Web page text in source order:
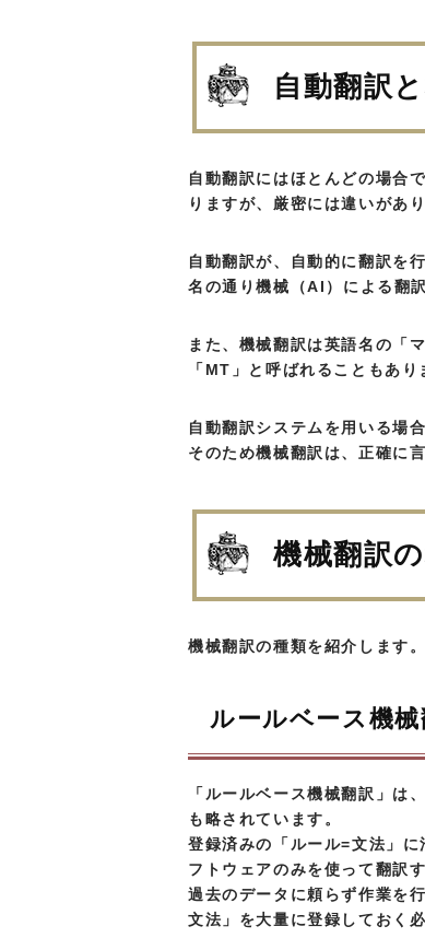
自動翻訳
自動翻訳にはほとんどの場合
りますが、厳密には違いがあり
自動翻訳が、自動的に翻訳を
名の通り機械（AI）による翻
また、機械翻訳は英語名の
「MT」と呼ばれることもあり
自動翻訳システムを用いる場
そのため機械翻訳は、正確に
機械翻訳
機械翻訳の種類を紹介します。
ルールベース機械
「ルールベース機械翻訳」
も略されています。
登録済みの「ルール=文法」
フトウェアのみを使って翻訳
過去のデータに頼らず作業を
文法」を大量に登録しておく